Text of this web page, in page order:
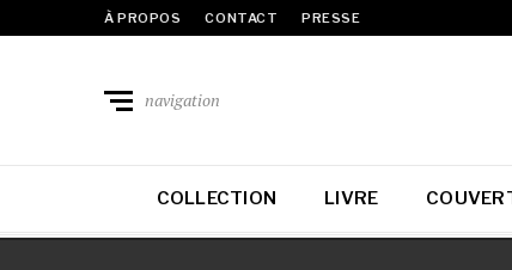
À PROPOS CONTACT PRESSE
navigation
COLLECTION LIVRE